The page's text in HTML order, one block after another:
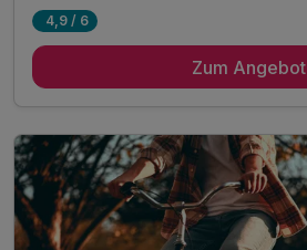
2 x reichhaltiges Frühstück vom Buffet
1 x Begrüßungsdrink
- Sauna zur Entspannung
- Erholung in ländlicher Atmosphäre
- Rückzugsort zum Abschalten
4,9 / 6
Zum Angebot